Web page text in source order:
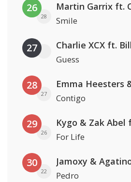
26
28
Martin Garrix ft.
Smile
27 Charlie XCX ft.
Guess
28
27
Emma Heesters
Contigo
29
26
Kygo & Zak Abel
For Life
30
22 Pedro